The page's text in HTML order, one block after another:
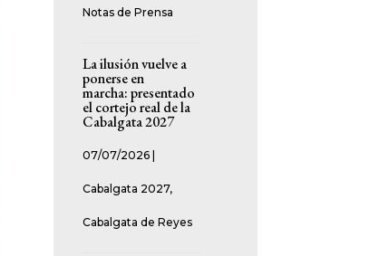
Notas de Prensa
La ilusión vuelve a
ponerse en
marcha: presentado
el cortejo real de la
Cabalgata 2027
07/07/2026
Cabalgata 2027,
Cabalgata de Reyes